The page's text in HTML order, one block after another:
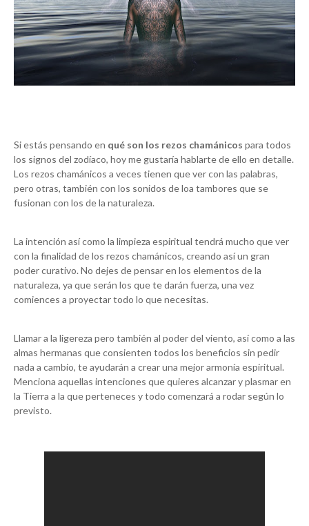
Si estás pensando en qué son los rezos chamánicos para todos
los signos del zodíaco, hoy me gustaría hablarte de ello en detalle.
Los rezos chamánicos a veces tienen que ver con las palabras,
pero otras, también con los sonidos de loa tambores que se
fusionan con los de la naturaleza.
La intención así como la limpieza espiritual tendrá mucho que ver
con la finalidad de los rezos chamánicos, creando así un gran
poder curativo. No dejes de pensar en los elementos de la
naturaleza, ya que serán los que te darán fuerza, una vez
comiences a proyectar todo lo que necesitas.
Llamar a la ligereza pero también al poder del viento, así como a las
almas hermanas que consienten todos los beneficios sin pedir
nada a cambio, te ayudarán a crear una mejor armonía espiritual.
Menciona aquellas intenciones que quieres alcanzar y plasmar en
la Tierra a la que perteneces y todo comenzará a rodar según lo
previsto.